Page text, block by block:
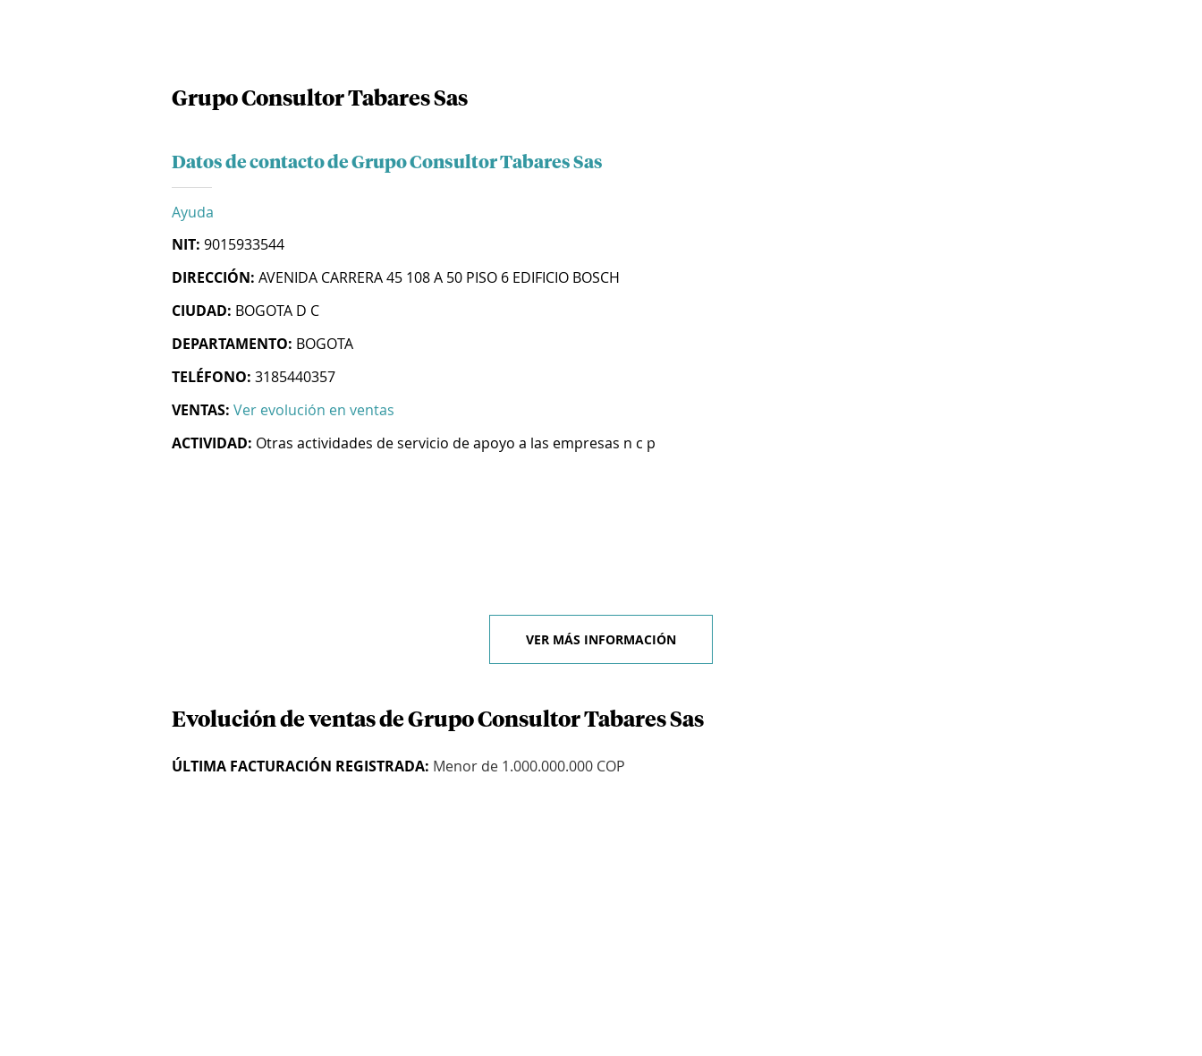
Grupo Consultor Tabares Sas
Datos de contacto de Grupo Consultor Tabares Sas
Ayuda
NIT: 9015933544
DIRECCIÓN: AVENIDA CARRERA 45 108 A 50 PISO 6 EDIFICIO BOSCH
CIUDAD: BOGOTA D C
DEPARTAMENTO: BOGOTA
TELÉFONO: 3185440357
VENTAS: Ver evolución en ventas
ACTIVIDAD: Otras actividades de servicio de apoyo a las empresas n c p
VER MÁS INFORMACIÓN
Evolución de ventas de Grupo Consultor Tabares Sas
ÚLTIMA FACTURACIÓN REGISTRADA: Menor de 1.000.000.000 COP